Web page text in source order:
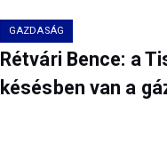
GAZDASÁG
Rétvári Bence: a
késésben van a